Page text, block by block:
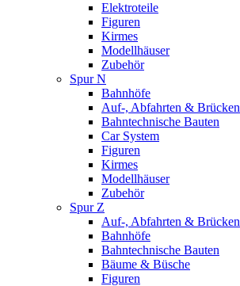
Elektroteile
Figuren
Kirmes
Modellhäuser
Zubehör
Spur N
Bahnhöfe
Auf-, Abfahrten & Brücken
Bahntechnische Bauten
Car System
Figuren
Kirmes
Modellhäuser
Zubehör
Spur Z
Auf-, Abfahrten & Brücken
Bahnhöfe
Bahntechnische Bauten
Bäume & Büsche
Figuren